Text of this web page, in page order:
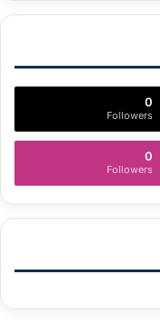
0
Followers
0
Followers